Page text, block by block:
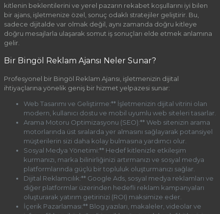
kitlenin beklentilerini ve yerel pazarın rekabet koşullarını iyi bilen
bir ajans, işletmenize özel, sonuç odaklı stratejiler geliştirir. Bu,
sadece dijitalde var olmak değil, aynı zamanda doğru kitleye
doğru mesajlarla ulaşarak somut iş sonuçları elde etmek anlamına
gelir.
Bir Bingöl Reklam Ajansı Neler Sunar?
Profesyonel bir Bingöl Reklam Ajansı, işletmenizin dijital
ihtiyaçlarına yönelik geniş bir hizmet yelpazesi sunar:
Web Tasarımı ve Geliştirme:** İşletmenizin dijital vitrini olan
modern, kullanıcı dostu ve mobil uyumlu web siteleri tasarlar.
Arama Motoru Optimizasyonu (SEO):** Web sitenizin arama
motorlarında üst sıralarda yer almasını sağlayarak potansiyel
müşterilerin sizi daha kolay bulmasına yardımcı olur.
Sosyal Medya Yönetimi:** Hedef kitlenizle etkileşim
kurmanızı, marka bilinirliğinizi artırmanızı ve sosyal medya
platformlarında güçlü bir topluluk oluşturmanızı sağlar.
Dijital Reklamcılık:** Google Ads, sosyal medya reklamları ve
diğer platformlar üzerinden hedefli reklam kampanyaları
oluşturarak yatırım getirinizi (ROI) maksimize eder.
İçerik Pazarlaması:** Blog yazıları, makaleler, videolar ve